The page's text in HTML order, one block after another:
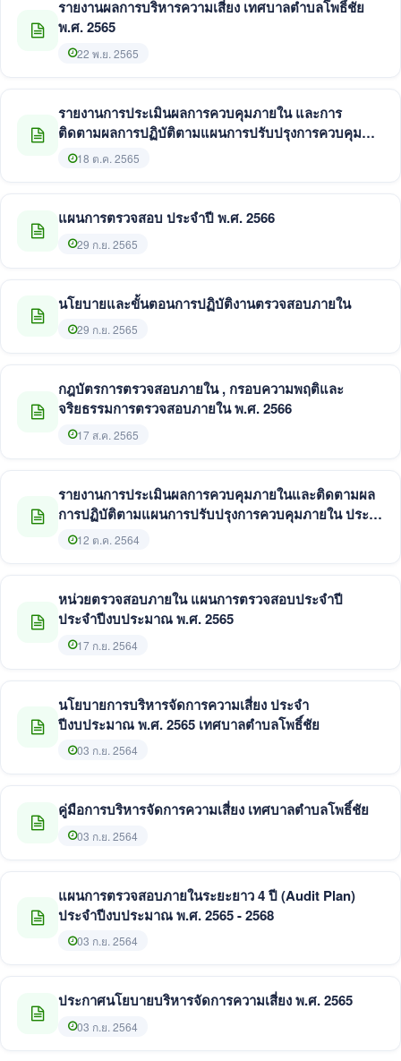
รายงานผลการบริหารความเสี่ยง เทศบาลตำบลโพธิ์ชัย
พ.ศ. 2565
22 พ.ย. 2565
รายงานการประเมินผลการควบคุมภายใน และการ
ติดตามผลการปฏิบัติตามแผนการปรับปรุงการควบคุม
ภายใน พ.ศ. 2565
18 ต.ค. 2565
แผนการตรวจสอบ ประจำปี พ.ศ. 2566
29 ก.ย. 2565
นโยบายและขั้นตอนการปฏิบัติงานตรวจสอบภายใน
29 ก.ย. 2565
กฎบัตรการตรวจสอบภายใน , กรอบความพฤติและ
จริยธรรมการตรวจสอบภายใน พ.ศ. 2566
17 ส.ค. 2565
รายงานการประเมินผลการควบคุมภายในและติดตามผล
การปฏิบัติตามแผนการปรับปรุงการควบคุมภายใน ประจำ
ปีงบประมาณ พ.ศ. 2564
12 ต.ค. 2564
หน่วยตรวจสอบภายใน แผนการตรวจสอบประจำปี
ประจำปีงบประมาณ พ.ศ. 2565
17 ก.ย. 2564
นโยบายการบริหารจัดการความเสี่ยง ประจำ
ปีงบประมาณ พ.ศ. 2565 เทศบาลตำบลโพธิ์ชัย
03 ก.ย. 2564
คู่มือการบริหารจัดการความเสี่ยง เทศบาลตำบลโพธิ์ชัย
03 ก.ย. 2564
แผนการตรวจสอบภายในระยะยาว 4 ปี (Audit Plan)
ประจำปีงบประมาณ พ.ศ. 2565 - 2568
03 ก.ย. 2564
ประกาศนโยบายบริหารจัดการความเสี่ยง พ.ศ. 2565
03 ก.ย. 2564